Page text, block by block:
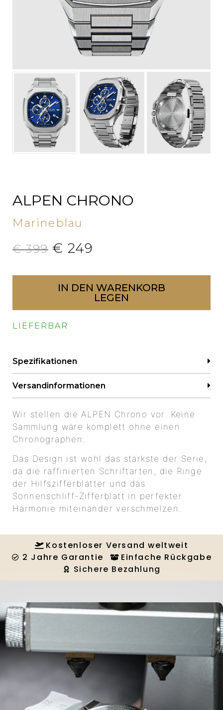
ALPEN CHRONO
Marineblau
€399 € 249
IN DEN WARENKORB
LEGEN
LIEFERBAR
Spezifikationen
Versandinformationen
Wir stellen die ALPEN Chrono vor. Keine
Sammlung wäre komplett ohne einen
Chronographen.
Das Design ist wohl das stärkste der Serie,
da die raffinierten Schriftarten, die Ringe
der Hilfszifferblätter und das
Sonnenschliff-Zifferblatt in perfekter
Harmonie miteinander verschmelzen.
Kostenloser Versand weltweit
2 Jahre Garantie
Einfache Rückgabe
Sichere Bezahlung